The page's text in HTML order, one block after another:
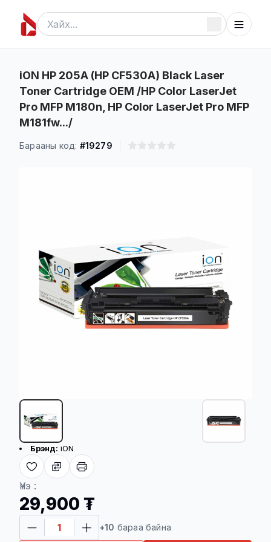
iON HP 205A (HP CF530A) Black Laser
Toner Cartridge OEM /HP Color LaserJet
Pro MFP M180n, HP Color LaserJet Pro MFP
M181fw.../
Барааны код: #19279
Бүтээгдэхүүний үндсэн үзүүлэлт
Брэнд: iON
Үнэ :
29,900 ₮
+10 бараа байна
Хүргэлтийн үйлчилгээ
Төлбөр баталгаажсан үеэс хойш 08-48
цагийн дотор хүргэгдэнэ